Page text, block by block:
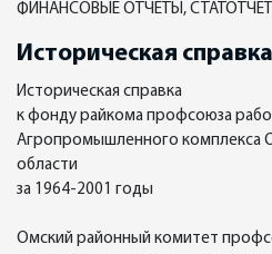
ФИНАНСОВЫЕ ОТЧЕТЫ,
Историческая справка
Историческая справка
к фонду райкома профсоюза
Агропромышленного комплекса
области
за 1964-2001 годы
Омский районный комитет